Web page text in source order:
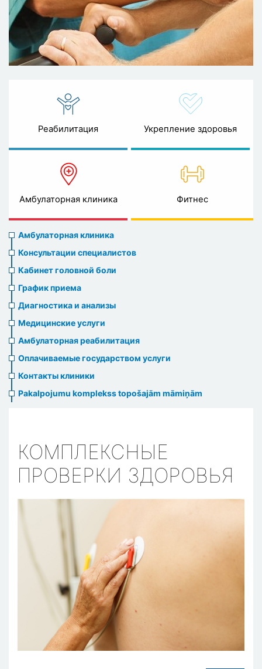
Реабилитация Укрепление здоровья
Амбулаторная клиника Фитнес
Ambulatory
clinic
menu
Амбулаторная клиника
Консультации специалистов
Кабинет головной боли
График приема
Диагностика и анализы
Медицинские услуги
Амбулаторная реабилитация
Оплачиваемые государством услуги
Контакты клиники
Pakalpojumu komplekss topošajām māmiņām
КОМПЛЕКСНЫЕ
ПРОВЕРКИ ЗДОРОВЬЯ